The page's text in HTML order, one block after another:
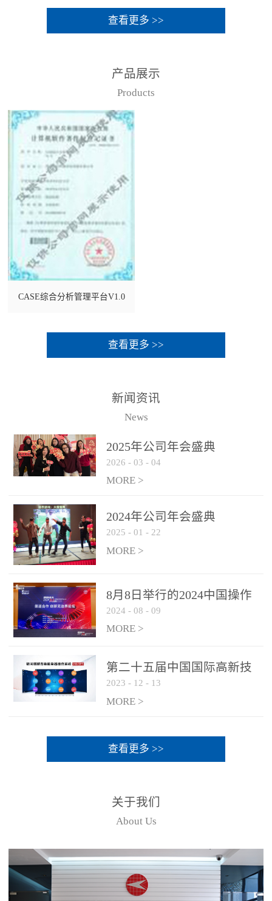
查看更多 >>
产品展示
Products
CASE综合分析管理平台V1.0
查看更多 >>
新闻资讯
News
2025年公司年会盛典
2026 - 03 - 04
MORE >
2024年公司年会盛典
2025 - 01 - 22
MORE >
8月8日举行的2024中国操作
系统产业大会渠道论坛，科
网通荣获区域营销优质伙伴
2024 - 08 - 09
MORE >
第二十五届中国国际高新技
术成果交易会 银河麒麟高级
服务器操作系统荣获 “优秀
2023 - 12 - 13
MORE >
查看更多 >>
关于我们
About Us